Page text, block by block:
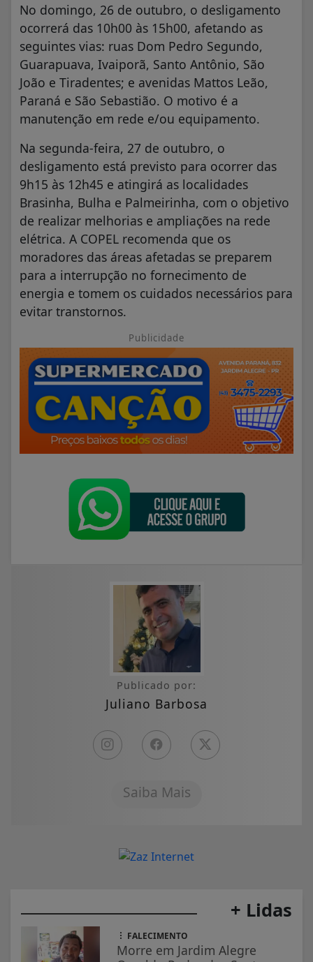
No domingo, 26 de outubro, o desligamento
ocorrerá das 10h00 às 15h00, afetando as
seguintes vias: ruas Dom Pedro Segundo,
Guarapuava, Ivaiporã, Santo Antônio, São
João e Tiradentes; e avenidas Mattos Leão,
Paraná e São Sebastião. O motivo é a
manutenção em rede e/ou equipamento.
Na segunda-feira, 27 de outubro, o
desligamento está previsto para ocorrer das
9h15 às 12h45 e atingirá as localidades
Brasinha, Bulha e Palmeirinha, com o objetivo
de realizar melhorias e ampliações na rede
elétrica. A COPEL recomenda que os
moradores das áreas afetadas se preparem
para a interrupção no fornecimento de
energia e tomem os cuidados necessários para
evitar transtornos.
Publicidade
Publicado por:
Juliano Barbosa
Saiba Mais
+ Lidas
FALECIMENTO
Morre em Jardim Alegre